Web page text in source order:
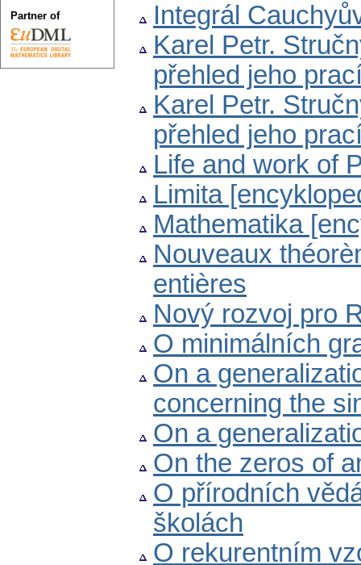
Integrál
Karel Petr.
přehled jeho
Karel Petr.
přehled jeho
Life and work of
Limita
Mathematika
Nouveaux
entières
Nový rozvoj pro
O minimálních
On a
concerning the
On a
On the zeros of
O přírodních
školách
O rekurentním
Partner of